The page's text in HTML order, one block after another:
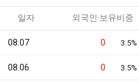
일자 외국인·보유비중
08.07 0 3.5%
08.06 0 3.5%